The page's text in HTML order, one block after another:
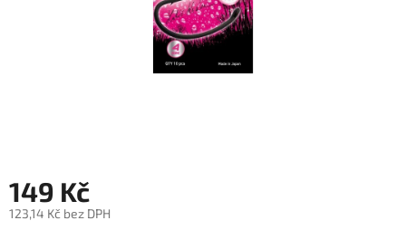
149 Kč
123,14 Kč bez DPH